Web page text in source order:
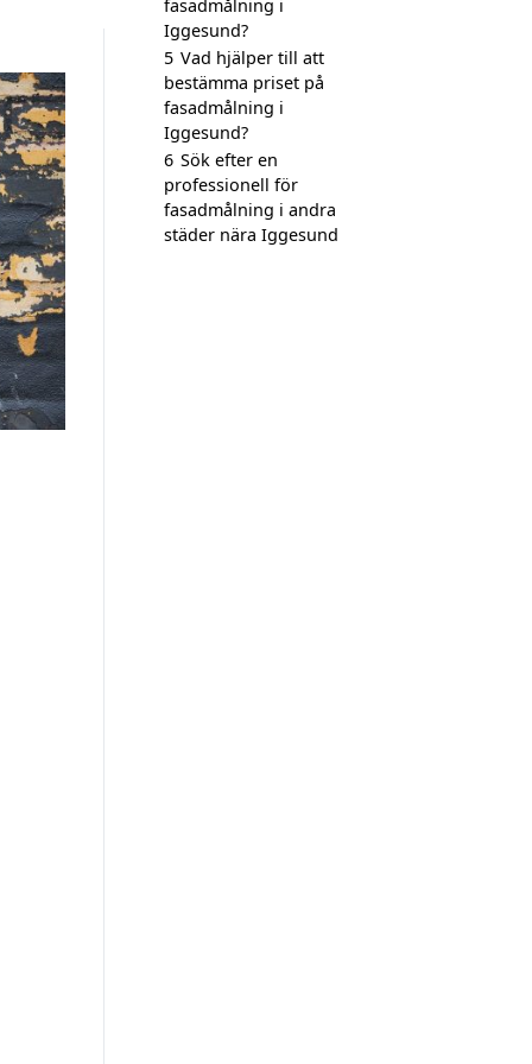
fasadmålning i
Iggesund?
5 Vad hjälper till att
bestämma priset på
fasadmålning i
Iggesund?
6 Sök efter en
professionell för
fasadmålning i andra
städer nära Iggesund